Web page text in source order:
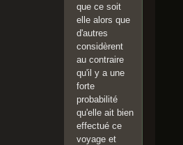
que ce soit
elle alors que
d'autres
considèrent
au contraire
qu'il y a une
forte
probabilité
qu'elle ait bien
effectué ce
voyage et